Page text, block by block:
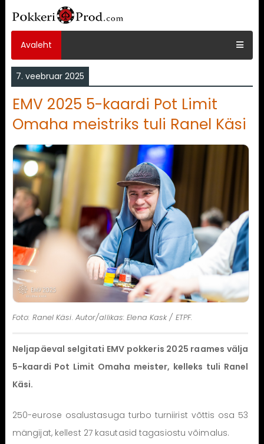
Avaleht
7. veebruar 2025
EMV 2025 5-kaardi Pot Limit
Omaha meistriks tuli Ranel Käsi
Foto: Ranel Käsi. Autor/allikas: Elena Kask / ETPF.
Neljapäeval selgitati EMV pokkeris 2025 raames välja
5-kaardi Pot Limit Omaha meister, kelleks tuli Ranel
Käsi.
250-eurose osalustasuga turbo turniirist võttis osa 53
mängijat, kellest 27 kasutasid tagasiostu võimalus.